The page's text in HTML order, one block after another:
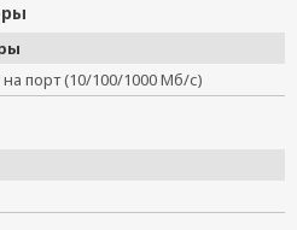
порт (10/100/1000 Мб/с)